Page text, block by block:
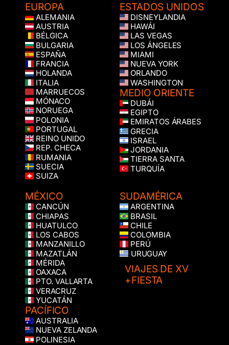
EUROPA
ALEMANIA
AUSTRIA
BÉLGICA
BULGARIA
ESPAÑA
FRANCIA
HOLANDA
ITALIA
MARRUECOS
MÓNACO
NORUEGA
POLONIA
PORTUGAL
REINO UNIDO
REP. CHECA
RUMANIA
SUECIA
SUIZA
ESTADOS UNIDOS
DISNEYLANDIA
HAWÁI
LAS VEGAS
LOS ÁNGELES
MIAMI
NUEVA YORK
ORLANDO
WASHINGTON
MEDIO ORIENTE
DUBÁI
EGIPTO
EMIRATOS ÁRABES
GRECIA
ISRAEL
JORDANIA
TIERRA SANTA
TURQUÍA
MÉXICO
CANCÚN
CHIAPAS
HUATULCO
LOS CABOS
MANZANILLO
MAZATLÁN
MÉRIDA
OAXACA
PTO. VALLARTA
VERACRUZ
YUCATÁN
PACÍFICO
AUSTRALIA
NUEVA ZELANDA
POLINESIA
SUDAMÉRICA
ARGENTINA
BRASIL
CHILE
COLOMBIA
PERÚ
URUGUAY
VIAJES DE XV
+FIESTA